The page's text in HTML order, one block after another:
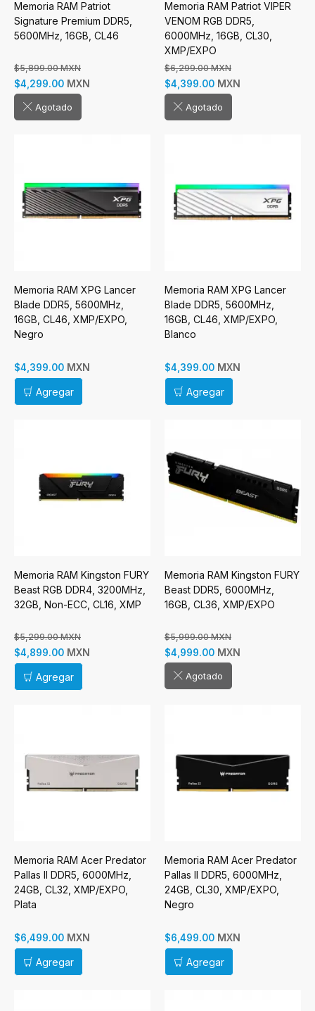
Memoria RAM Patriot
Signature Premium DDR5,
5600MHz, 16GB, CL46
$5,899.00 MXN
$4,299.00 MXN
Agotado
Memoria RAM Patriot VIPER
VENOM RGB DDR5,
6000MHz, 16GB, CL30,
XMP/EXPO
$6,299.00 MXN
$4,399.00 MXN
Agotado
Memoria RAM XPG Lancer
Blade DDR5, 5600MHz,
16GB, CL46, XMP/EXPO,
Negro
$4,399.00 MXN
Agregar
Memoria RAM XPG Lancer
Blade DDR5, 5600MHz,
16GB, CL46, XMP/EXPO,
Blanco
$4,399.00 MXN
Agregar
Memoria RAM Kingston FURY
Beast RGB DDR4, 3200MHz,
32GB, Non-ECC, CL16, XMP
$5,299.00 MXN
$4,899.00 MXN
Agregar
Memoria RAM Kingston FURY
Beast DDR5, 6000MHz,
16GB, CL36, XMP/EXPO
$5,999.00 MXN
$4,999.00 MXN
Agotado
Memoria RAM Acer Predator
Pallas II DDR5, 6000MHz,
24GB, CL32, XMP/EXPO,
Plata
$6,499.00 MXN
Agregar
Memoria RAM Acer Predator
Pallas II DDR5, 6000MHz,
24GB, CL30, XMP/EXPO,
Negro
$6,499.00 MXN
Agregar